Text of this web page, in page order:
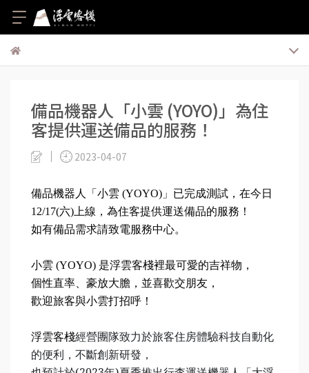
備品機器人「小雲 (YOYO)」為住
客提供運送備品的服務！
2023-04-07
備品機器人「小雲 (YOYO)」已完成測試，在今日
12/17(六)上線，為住客提供運送備品的服務！
如有備品需求請致電服務中心。
小雲 (YOYO) 是浮雲客棧裡最可愛的吉祥物，
個性直率、豪放大膽，並喜歡交朋友，
歡迎旅客與小雲打招呼！
浮雲客棧經營團隊致力於旅客住房體驗科技自動化
的便利，不斷創新研發，